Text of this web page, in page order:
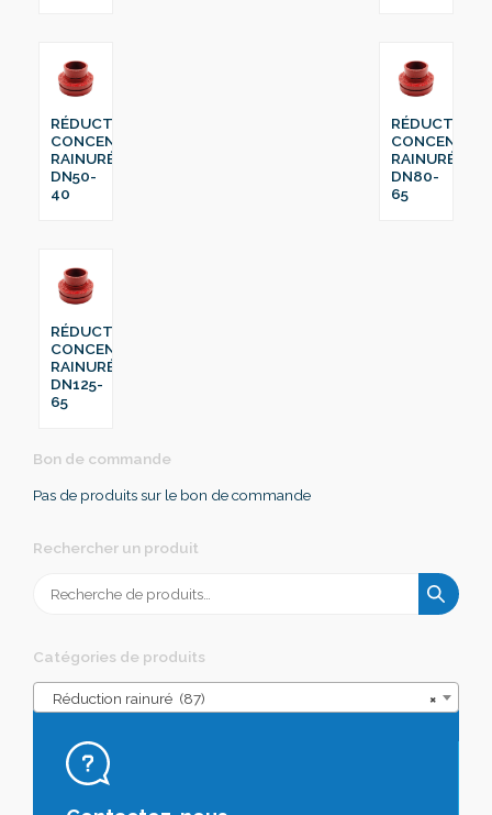
RÉDUCTION
CONCENTRIQUE
RAINURÉ
DN50-
40
RÉDUCTION
RAINURÉ
DN80-
65
RÉDUCTION
CONCENTRIQUE
RAINURÉ
DN125-
65
Bon de commande
Pas de produits sur le bon de commande
Rechercher un produit
pour :
Catégories de produits
×
Réduction rainuré (87)